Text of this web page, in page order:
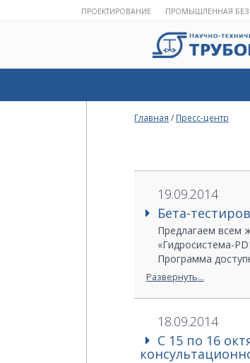
ПРОЕКТИРОВАНИЕ ПРОМЫШЛЕННАЯ
Главная / Пресс-центр
19.09.2014
Бета-
Предлагаем всем
«Гидросистема-
Программа
Будем рады вашим
Развернуть...
18.09.2014
С 15 по 16